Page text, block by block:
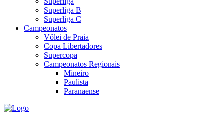
Superliga B
Superliga C
Campeonatos
Vôlei de Praia
Copa Libertadores
Supercopa
Campeonatos Regionais
Mineiro
Paulista
Paranaense